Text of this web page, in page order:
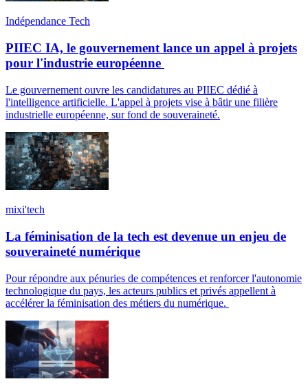
Indépendance Tech
PIIEC IA, le gouvernement lance un appel à projets
pour l'industrie européenne
Le gouvernement ouvre les candidatures au PIIEC dédié à
l'intelligence artificielle. L'appel à projets vise à bâtir une filière
industrielle européenne, sur fond de souveraineté.
mixi'tech
La féminisation de la tech est devenue un enjeu de
souveraineté numérique
Pour répondre aux pénuries de compétences et renforcer l'autonomie
technologique du pays, les acteurs publics et privés appellent à
accélérer la féminisation des métiers du numérique.